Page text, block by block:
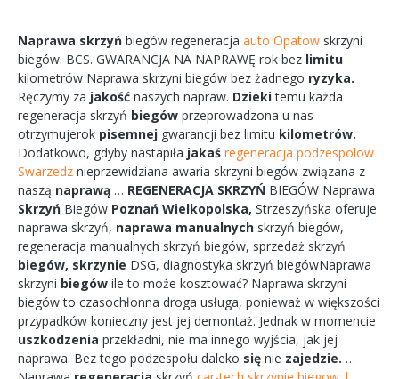
Naprawa skrzyń biegów regeneracja auto Opatow skrzyni
biegów. BCS. GWARANCJA NA NAPRAWĘ rok bez limitu
kilometrów Naprawa skrzyni biegów bez żadnego ryzyka.
Ręczymy za jakość naszych napraw. Dziekitemu każda
regeneracja skrzyń biegów przeprowadzona u nas
otrzymujerok pisemnej gwarancji bez limitu kilometrów.
Dodatkowo, gdyby nastapiła jakaś regeneracja podzespolow
Swarzedz nieprzewidziana awaria skrzyni biegów związana z
naszą naprawą … REGENERACJA SKRZYŃ BIEGÓW Naprawa
Skrzyń Biegów Poznań Wielkopolska, Strzeszyńska oferuje
naprawa skrzyń, naprawa manualnych skrzyń biegów,
regeneracja manualnych skrzyń biegów, sprzedaż skrzyń
biegów, skrzynie DSG, diagnostyka skrzyń biegówNaprawa
skrzyni biegów ile to może kosztować? Naprawa skrzyni
biegówto czasochłonna droga usługa, ponieważ w większości
przypadków konieczny jest jej demontaż. Jednak w momencie
uszkodzenia przekładni, nie ma innego wyjścia, jak jej
naprawa. Bez tego podzespołu daleko się nie zajedzie. …